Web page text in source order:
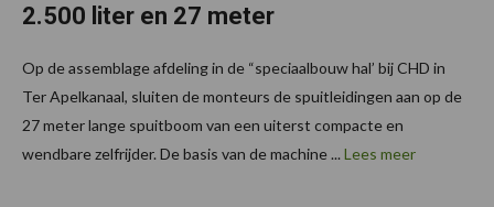
2.500 liter en 27 meter
Op de assemblage afdeling in de “speciaalbouw hal’ bij CHD in
Ter Apelkanaal, sluiten de monteurs de spuitleidingen aan op de
27 meter lange spuitboom van een uiterst compacte en
wendbare zelfrijder. De basis van de machine ... Lees meer